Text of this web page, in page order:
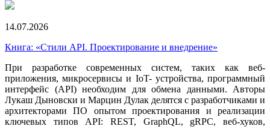
14.07.2026
Книга: «Стили API. Проектирование и внедрение»
При разработке современных систем, таких как веб-
приложения, микросервисы и IoT- устройства, программный
интерфейс (API) необходим для обмена данными. Авторы
Лукаш Дыновски и Марцин Дулак делятся с разработчиками и
архитекторами ПО опытом проектирования и реализации
ключевых типов API: REST, GraphQL, gRPC, веб-хуков,